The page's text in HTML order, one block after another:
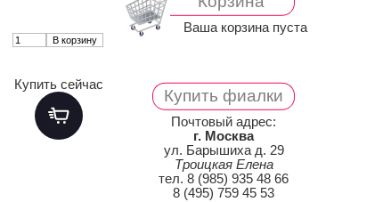
Купить сейчас
Ваша корзина пуста
Купить фиалки
Почтовый адрес:
г. Москва
ул. Барышиха д. 29
Троицкая Елена
тел. 8 (985) 935 48 66
8 (495) 759 45 53